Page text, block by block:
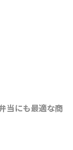
当にも最適な商